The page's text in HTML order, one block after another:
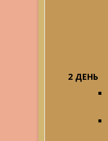
2 ДЕНЬ